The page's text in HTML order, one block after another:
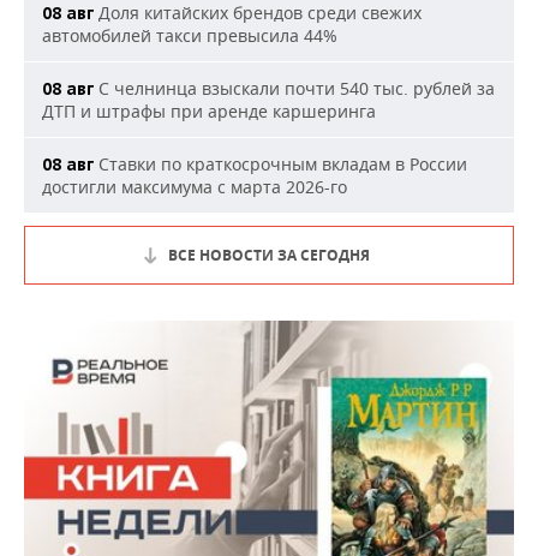
08 авг Доля китайских брендов среди свежих
автомобилей такси превысила 44%
08 авг С челнинца взыскали почти 540 тыс. рублей за
ДТП и штрафы при аренде каршеринга
08 авг Ставки по краткосрочным вкладам в России
достигли максимума с марта 2026-го
ВСЕ НОВОСТИ ЗА СЕГОДНЯ